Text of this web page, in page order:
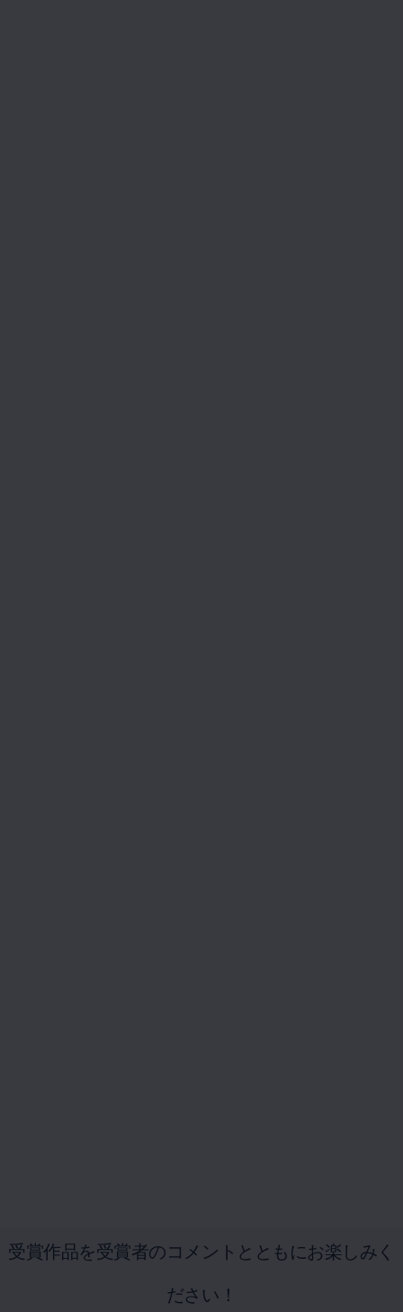
受賞作品を受賞者のコメントとともにお楽しみく
ださい！